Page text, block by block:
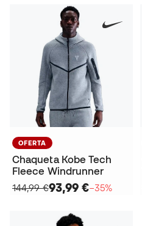
OFERTA
Chaqueta Kobe Tech
Fleece Windrunner
144,99 €93,99 €−35%